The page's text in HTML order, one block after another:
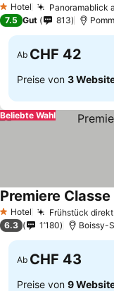
1 Sterne
Hotel Panoramablick
7.5 Gut 813
Ab CHF 42
Preise von 3
Beliebte Wahl
1 Sterne
Hotel Frühstück
Premiere
6.3 1’180 Boissy-
Ab CHF 43
Preise von 9